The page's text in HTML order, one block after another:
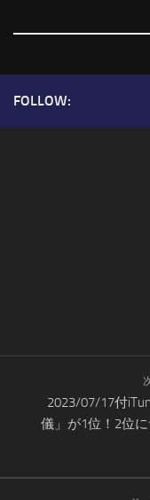
FOLLOW:
2023/07/17付
儀」が1位！2位